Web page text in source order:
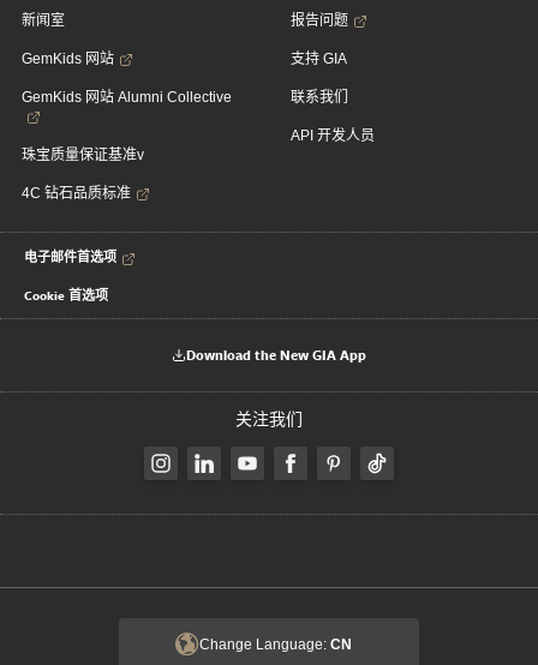
新闻室
GemKids 网站
GemKids 网站 Alumni Collective
珠宝质量保证基准v
4C 钻石品质标准
报告问题
支持 GIA
联系我们
API 开发人员
电子邮件首选项
Cookie 首选项
Download the New GIA App
关注我们
Change Language: CN